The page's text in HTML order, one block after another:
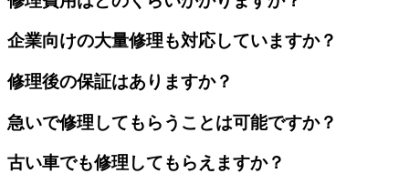
企業向けの大量修理も対応していますか？
修理後の保証はありますか？
急いで修理してもらうことは可能ですか？
古い車でも修理してもらえますか？